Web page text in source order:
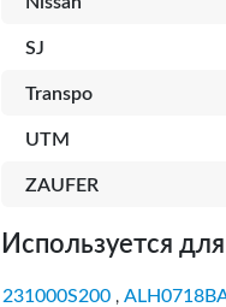
SJ
Transpo
UTM
ZAUFER
Используется
231000S200 ,